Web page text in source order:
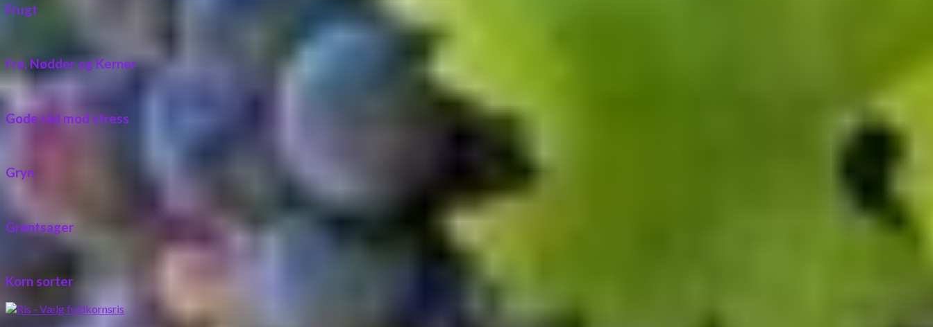
Frugt
Frø, Nødder og Kerner
Gode råd mod stress
Gryn
Grøntsager
Korn sorter